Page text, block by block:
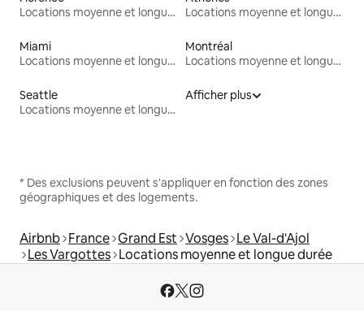
Locations moyenne et longue durée
Locations moyenne et longue durée
Miami
Locations moyenne et longue durée
Montréal
Locations moyenne et longue durée
Seattle
Locations moyenne et longue durée
Afficher plus
* Des exclusions peuvent s'appliquer en fonction des zones
géographiques et des logements.
Airbnb France Grand Est Vosges Le Val-d'Ajol
Les Vargottes Locations moyenne et longue durée